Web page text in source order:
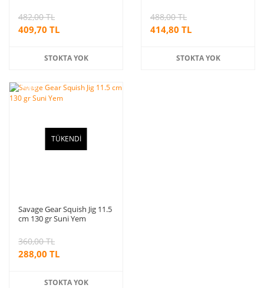
409,70 TL
482,00 TL
STOKTA YOK
414,80 TL
488,00 TL
STOKTA YOK
%20
indirim
TÜKENDİ
Savage Gear Squish Jig 11.5
cm 130 gr Suni Yem
288,00 TL
360,00 TL
STOKTA YOK